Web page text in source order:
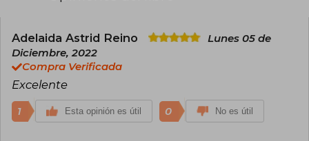
Sasportas se especializó en el género de la
astrología psicológica, donde combinó el
conocimiento astrológico con la comprensión
muy respetado entre los astrólogos y continúa
influyendo en la práctica moderna de la
astrología.
Adelaida Astrid Reino
Lunes 05 de
Diciembre, 2022
Compra Verificada
Excelente
1 Esta opinión es útil 0 No es útil